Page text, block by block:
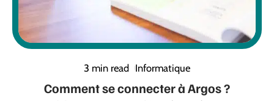
3 min read Informatique
Comment se connecter à Argos ?